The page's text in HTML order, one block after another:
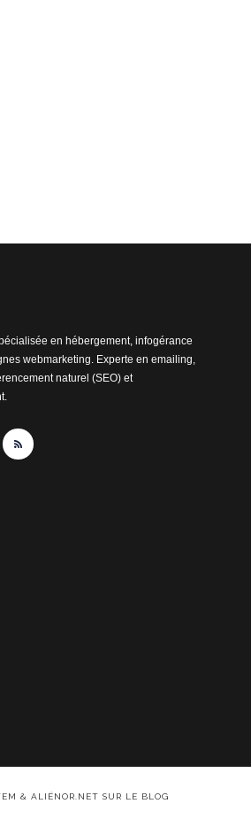
en hébergement, infogérance
webmarketing. Experte en emailing,
naturel (SEO) et
& ALIÉNOR.NET SUR LE BLOG